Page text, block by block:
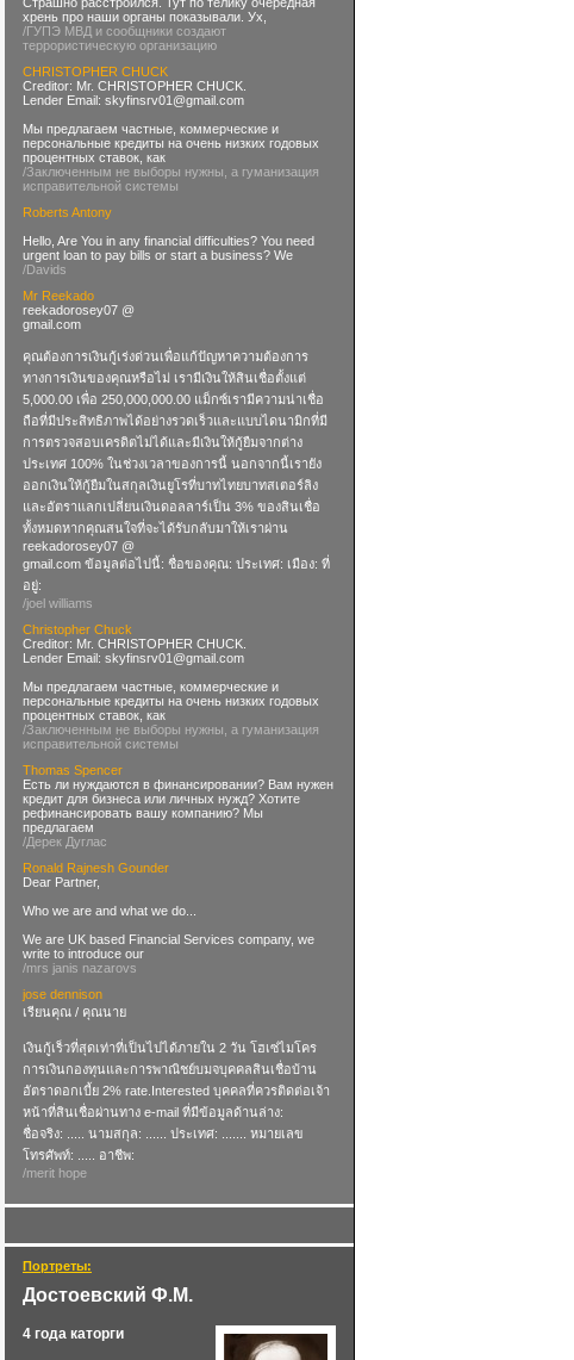
хрень про наши органы показывали. Ух,
/ГУПЭ МВД и сообщники создают
террористическую организацию
CHRISTOPHER CHUCK
Creditor: Mr. CHRISTOPHER CHUCK.
Lender Email: skyfinsrv01@gmail.com
Мы предлагаем частные, коммерческие и
персональные кредиты на очень низких годовых
процентных ставок, как
/Заключенным не выборы нужны, а гуманизация
исправительной системы
Roberts Antony
Hello, Are You in any financial difficulties? You need
urgent loan to pay bills or start a business? We
/Davids
Mr Reekado
reekadorosey07 @
gmail.com
คุณต้องการเงินกู้เร่งด่วนเพื่อแก้ปัญหาความต้องการ
ทางการเงินของคุณหรือไม่ เรามีเงินให้สินเชื่อตั้งแต่
5,000.00 เพื่อ 250,000,000.00 แม็กซ์เรามีความน่าเชื่อ
ถือที่มีประสิทธิภาพได้อย่างรวดเร็วและแบบไดนามิกที่มี
การตรวจสอบเครดิตไม่ได้และมีเงินให้กู้ยืมจากต่าง
ประเทศ 100% ในช่วงเวลาของการนี้ นอกจากนี้เรายัง
ออกเงินให้กู้ยืมในสกุลเงินยูโรที่บาทไทยบาทสเตอร์ลิง
และอัตราแลกเปลี่ยนเงินดอลลาร์เป็น 3% ของสินเชื่อ
ทั้งหมดหากคุณสนใจที่จะได้รับกลับมาให้เราผ่าน
reekadorosey07 @
gmail.com ข้อมูลต่อไปนี้: ชื่อของคุณ: ประเทศ: เมือง: ที่
อยู่:
/joel williams
Christopher Chuck
Creditor: Mr. CHRISTOPHER CHUCK.
Lender Email: skyfinsrv01@gmail.com
Мы предлагаем частные, коммерческие и
персональные кредиты на очень низких годовых
процентных ставок, как
/Заключенным не выборы нужны, а гуманизация
исправительной системы
Thomas Spencer
Есть ли нуждаются в финансировании? Вам нужен
кредит для бизнеса или личных нужд? Хотите
рефинансировать вашу компанию? Мы
предлагаем
/Дерек Дуглас
Ronald Rajnesh Gounder
Dear Partner,
Who we are and what we do...
We are UK based Financial Services company, we
write to introduce our
/mrs janis nazarovs
jose dennison
เรียนคุณ / คุณนาย
เงินกู้เร็วที่สุดเท่าที่เป็นไปได้ภายใน 2 วัน โฮเซ่ไมโคร
การเงินกองทุนและการพาณิชย์บมจบุคคลสินเชื่อบ้าน
อัตราดอกเบี้ย 2% rate.Interested บุคคลที่ควรติดต่อเจ้า
หน้าที่สินเชื่อผ่านทาง e-mail ที่มีข้อมูลด้านล่าง:
ชื่อจริง: ..... นามสกุล: ...... ประเทศ: ....... หมายเลข
โทรศัพท์: ..... อาชีพ:
/merit hope
Портреты:
Достоевский Ф.М.
4 года каторги